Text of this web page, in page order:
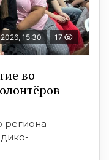
15:30 17
во
региона